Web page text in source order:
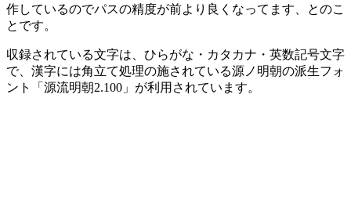
作しているのでパスの精度が前より良くなってます、とのこ
とです。
収録されている文字は、ひらがな・カタカナ・英数記号文字
で、漢字には角立て処理の施されている源ノ明朝の派生フォ
ント「源流明朝2.100」が利用されています。